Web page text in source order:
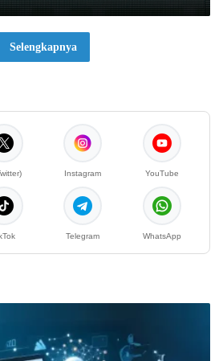
Selengkapnya
Instagram YouTube
Telegram WhatsApp